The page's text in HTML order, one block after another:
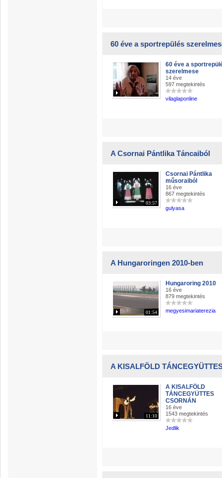
60 éve a sportrepülés
60 éve a
szerelmese
14 éve
597 megtekintés
vilaglaponline
A Csornai Pántlika Táncaiból
03:57
Csornai Pántlika
műsoraiból
16 éve
867 megtekintés
gulyasa
A Hungaroringen 2010-ben
01:54
Hungaroring 2010
16 éve
879 megtekintés
megyesimariaterezia
A KISALFÖLD
11:10
A KISALFÖLD
TÁNCEGYÜTTES
CSORNÁN
16 éve
1543 megtekintés
Jedlik